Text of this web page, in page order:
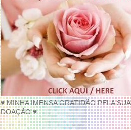
♥ MINHA IMENSA GRATIDÃO PELA SUA
DOAÇÃO ♥